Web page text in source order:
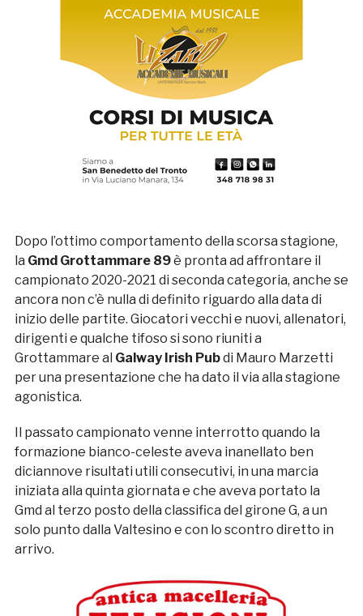
Dopo l’ottimo comportamento della scorsa stagione,
la Gmd Grottammare 89è pronta ad affrontare il
campionato 2020-2021 di seconda categoria, anche se
ancora non c’è nulla di definito riguardo alla data di
inizio delle partite. Giocatori vecchi e nuovi, allenatori,
dirigenti e qualche tifoso si sono riuniti a
Grottammare al Galway Irish Pubdi Mauro Marzetti
per una presentazione che ha dato il via alla stagione
agonistica.
Il passato campionato venne interrotto quando la
formazione bianco-celeste aveva inanellato ben
diciannove risultati utili consecutivi, in una marcia
iniziata alla quinta giornata e che aveva portato la
Gmd al terzo posto della classifica del girone G, a un
solo punto dalla Valtesino e con lo scontro diretto in
arrivo.